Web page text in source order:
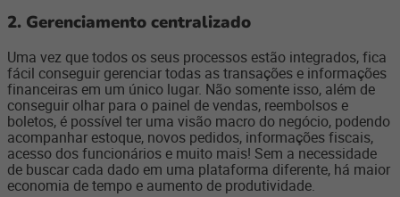
2. Gerenciamento centralizado
Uma vez que todos os seus processos estão integrados, fica
fácil conseguir gerenciar todas as transações e informações
financeiras em um único lugar. Não somente isso, além de
conseguir olhar para o painel de vendas, reembolsos e
boletos, é possível ter uma visão macro do negócio, podendo
acompanhar estoque, novos pedidos, informações fiscais,
acesso dos funcionários e muito mais! Sem a necessidade
de buscar cada dado em uma plataforma diferente, há maior
economia de tempo e aumento de produtividade.